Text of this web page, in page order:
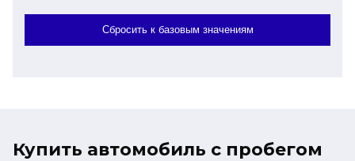
Сбросить к базовым значениям
Купить автомобиль с пробегом